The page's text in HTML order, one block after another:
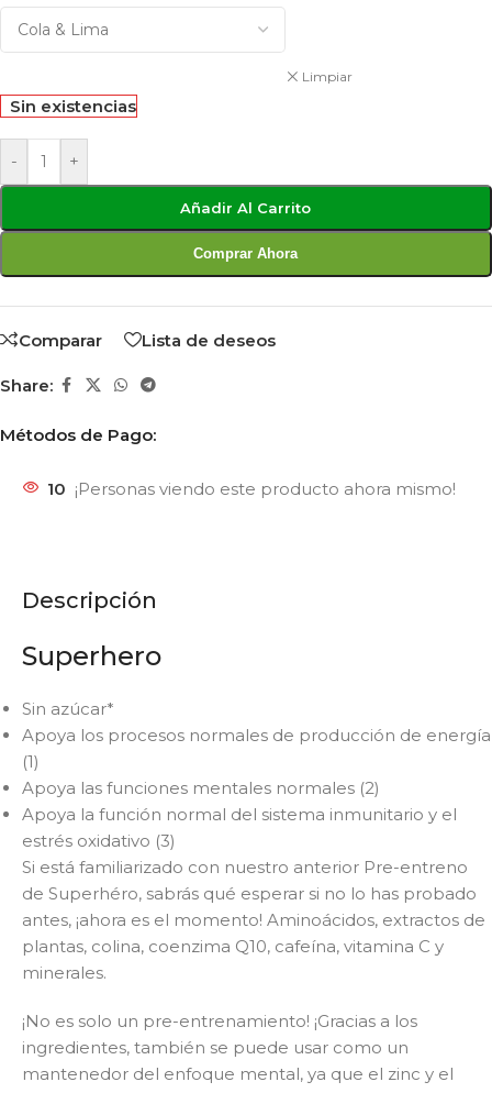
Limpiar
Sin existencias
- +
Añadir Al Carrito
Comprar Ahora
Comparar Lista de deseos
Share:
Métodos de Pago:
10 ¡Personas viendo este producto ahora mismo!
Descripción
Superhero
Sin azúcar*
Apoya los procesos normales de producción de energía
(1)
Apoya las funciones mentales normales (2)
Apoya la función normal del sistema inmunitario y el
estrés oxidativo (3)
Si está familiarizado con nuestro anterior Pre-entreno
de Superhéro, sabrás qué esperar si no lo has probado
antes, ¡ahora es el momento! Aminoácidos, extractos de
plantas, colina, coenzima Q10, cafeína, vitamina C y
minerales.
¡No es solo un pre-entrenamiento! ¡Gracias a los
ingredientes, también se puede usar como un
mantenedor del enfoque mental, ya que el zinc y el